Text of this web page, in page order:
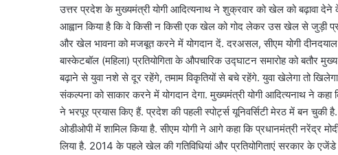
उत्तर प्रदेश के मुख्यमंत्री योगी आदित्यनाथ ने शुक्रवार को खेल को बढ़ावा देने के
आह्वान किया है कि वे किसी न किसी एक खेल को गोद लेकर उस खेल से जुड़ी
और खेल भावना को मजबूत करने में योगदान दें. दरअसल, सीएम योगी दीनदयाल
बास्केटबॉल (महिला) प्रतियोगिता के औपचारिक उद्घाटन समारोह को बतौर
बढ़ाने से युवा नशे से दूर रहेंगे, तमाम विकृतियों से बचे रहेंगे. युवा खेलेगा तो
संकल्पना को साकार करने में योगदान देगा. मुख्यमंत्री योगी आदित्यनाथ ने
ने भरपूर प्रयास किए हैं. प्रदेश की पहली स्पोर्ट्स यूनिवर्सिटी मेरठ में बन
ओडीओपी में शामिल किया है. सीएम योगी ने आगे कहा कि प्रधानमंत्री नरेंद्र
लिया है. 2014 के पहले खेल की गतिविधियां और प्रतियोगिताएं सरकार के एजेंडे